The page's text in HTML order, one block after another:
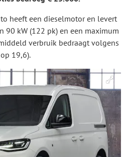
heeft een dieselmotor en levert
90 kW (122 pk) en een maximum
verbruik bedraagt volgens
19,6).